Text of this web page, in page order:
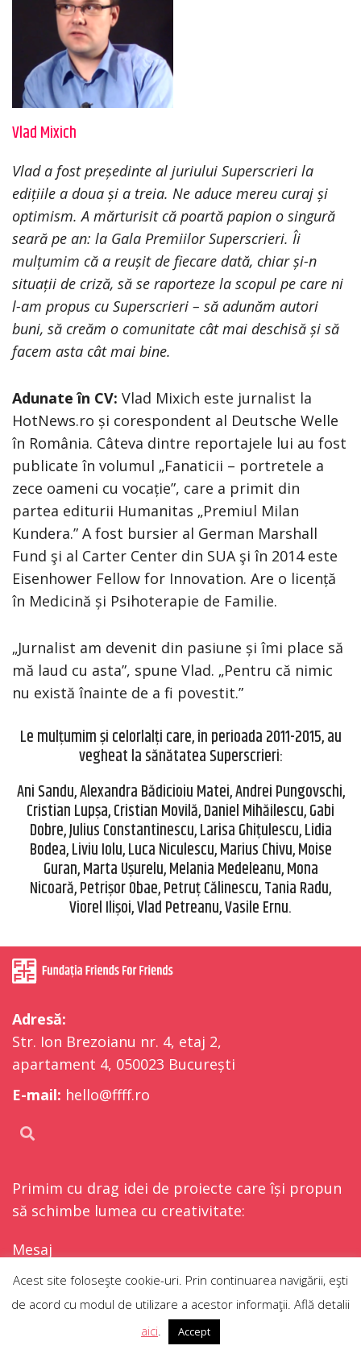
Vlad Mixich
Vlad a fost președinte al juriului Superscrieri la
edițiile a doua și a treia. Ne aduce mereu curaj și
optimism. A mărturisit că poartă papion o singură
seară pe an: la Gala Premiilor Superscrieri. Îi
mulțumim că a reușit de fiecare dată, chiar și-n
situații de criză, să se raporteze la scopul pe care ni
l-am propus cu Superscrieri – să adunăm autori
buni, să creăm o comunitate cât mai deschisă și să
facem asta cât mai bine.
Adunate în CV: Vlad Mixich este jurnalist la
HotNews.ro și corespondent al Deutsche Welle
în România. Câteva dintre reportajele lui au fost
publicate în volumul „Fanaticii – portretele a
zece oameni cu vocație”, care a primit din
partea editurii Humanitas „Premiul Milan
Kundera.” A fost bursier al German Marshall
Fund şi al Carter Center din SUA şi în 2014 este
Eisenhower Fellow for Innovation. Are o licență
în Medicină și Psihoterapie de Familie.
„Jurnalist am devenit din pasiune și îmi place să
mă laud cu asta”, spune Vlad. „Pentru că nimic
nu există înainte de a fi povestit.”
Le mulţumim și celorlalți care, în perioada 2011-2015, au
vegheat la sănătatea Superscrieri:
Ani Sandu, Alexandra Bădicioiu Matei, Andrei Pungovschi,
Cristian Lupșa, Cristian Movilă, Daniel Mihăilescu, Gabi
Dobre, Julius Constantinescu, Larisa Ghiţulescu, Lidia
Bodea, Liviu Iolu, Luca Niculescu, Marius Chivu, Moise
Guran, Marta Uşurelu, Melania Medeleanu, Mona
Nicoară, Petrişor Obae, Petruț Călinescu, Tania Radu,
Viorel Ilişoi, Vlad Petreanu, Vasile Ernu.
Adresă:
Str. Ion Brezoianu nr. 4, etaj 2,
apartament 4, 050023 București
E-mail: hello@ffff.ro
Primim cu drag idei de proiecte care își propun
să schimbe lumea cu creativitate:
Mesaj
Acest site foloseşte cookie-uri. Prin continuarea navigării, eşti
de acord cu modul de utilizare a acestor informaţii. Află detalii
aici. Accept
RO